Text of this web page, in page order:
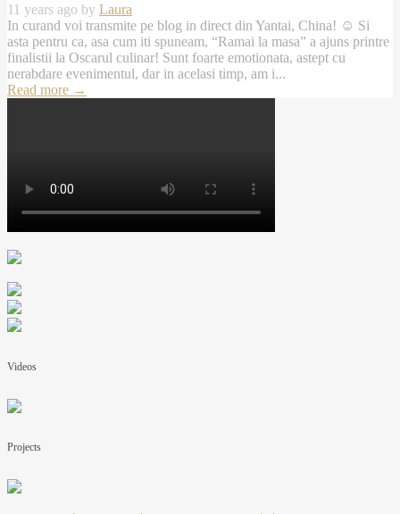
11 years ago by Laura
In curand voi transmite pe blog in direct din Yantai, China! ☺ Si
asta pentru ca, asa cum iti spuneam, “Ramai la masa” a ajuns printre
finalistii la Oscarul culinar! Sunt foarte emotionata, astept cu
nerabdare evenimentul, dar in acelasi timp, am i...
Read more →
Videos
Projects